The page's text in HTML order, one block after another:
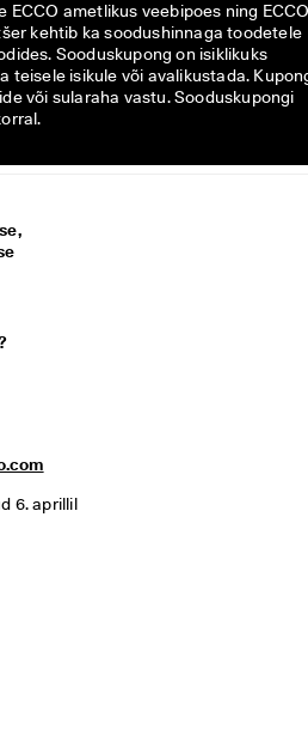
ametlikus veebipoes ning
kehtib ka soodushinnaga toodetele
Sooduskupong on isiklikuks
teisele isikule või avalikustada.
või sularaha vastu. Sooduskupongi
6. aprillil